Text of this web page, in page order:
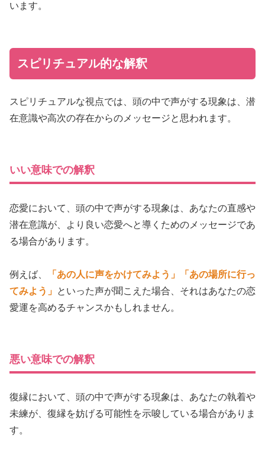
います。
スピリチュアル的な解釈
スピリチュアルな視点では、頭の中で声がする現象は、潜
在意識や高次の存在からのメッセージと思われます。
いい意味での解釈
恋愛において、頭の中で声がする現象は、あなたの直感や
潜在意識が、より良い恋愛へと導くためのメッセージであ
る場合があります。
例えば、 「あの人に声をかけてみよう」
「あの場所に行っ
てみよう」 といった声が聞こえた場合、それはあなたの恋
愛運を高めるチャンスかもしれません。
悪い意味での解釈
復縁において、頭の中で声がする現象は、あなたの執着や
未練が、復縁を妨げる可能性を示唆している場合がありま
す。